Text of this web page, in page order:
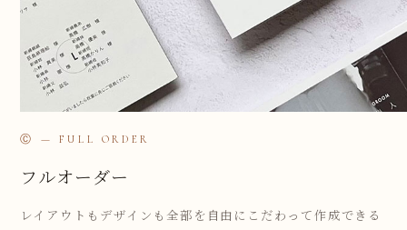
Ⓒ — FULL ORDER
フルオーダー
レイアウトもデザインも全部を自由にこだわって作成できる